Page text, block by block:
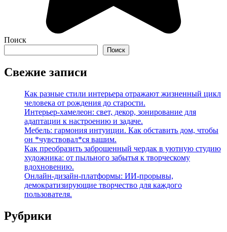
Поиск
Поиск
Свежие записи
Как разные стили интерьера отражают жизненный цикл
человека от рождения до старости.
Интерьер-хамелеон: свет, декор, зонирование для
адаптации к настроению и задаче.
Мебель: гармония интуиции. Как обставить дом, чтобы
он *чувствовал*ся вашим.
Как преобразить заброшенный чердак в уютную студию
художника: от пыльного забытья к творческому
вдохновению.
Онлайн-дизайн-платформы: ИИ-прорывы,
демократизирующие творчество для каждого
пользователя.
Рубрики